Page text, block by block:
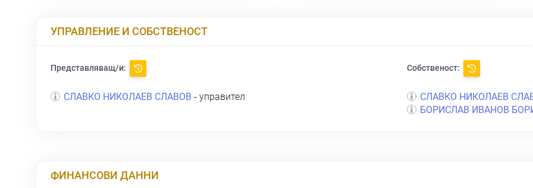
УПРАВЛЕНИЕ И СОБСТВЕНОСТ
Представляващ/и:
СЛАВКО НИКОЛАЕВ СЛАВОВ - управител
Собственост:
СЛАВКО НИКОЛАЕВ
БОРИСЛАВ ИВАНОВ
ФИНАНСОВИ ДАННИ